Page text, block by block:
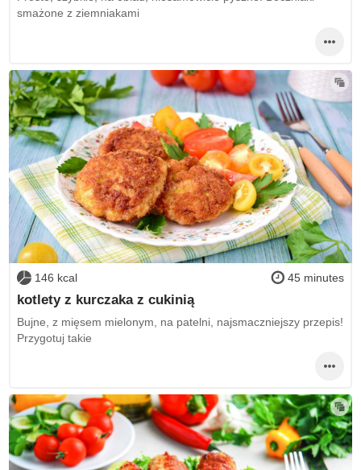
smażone z ziemniakami
146 kcal 45 minutes
kotlety z kurczaka z cukinią
Bujne, z mięsem mielonym, na patelni, najsmaczniejszy przepis!
Przygotuj takie